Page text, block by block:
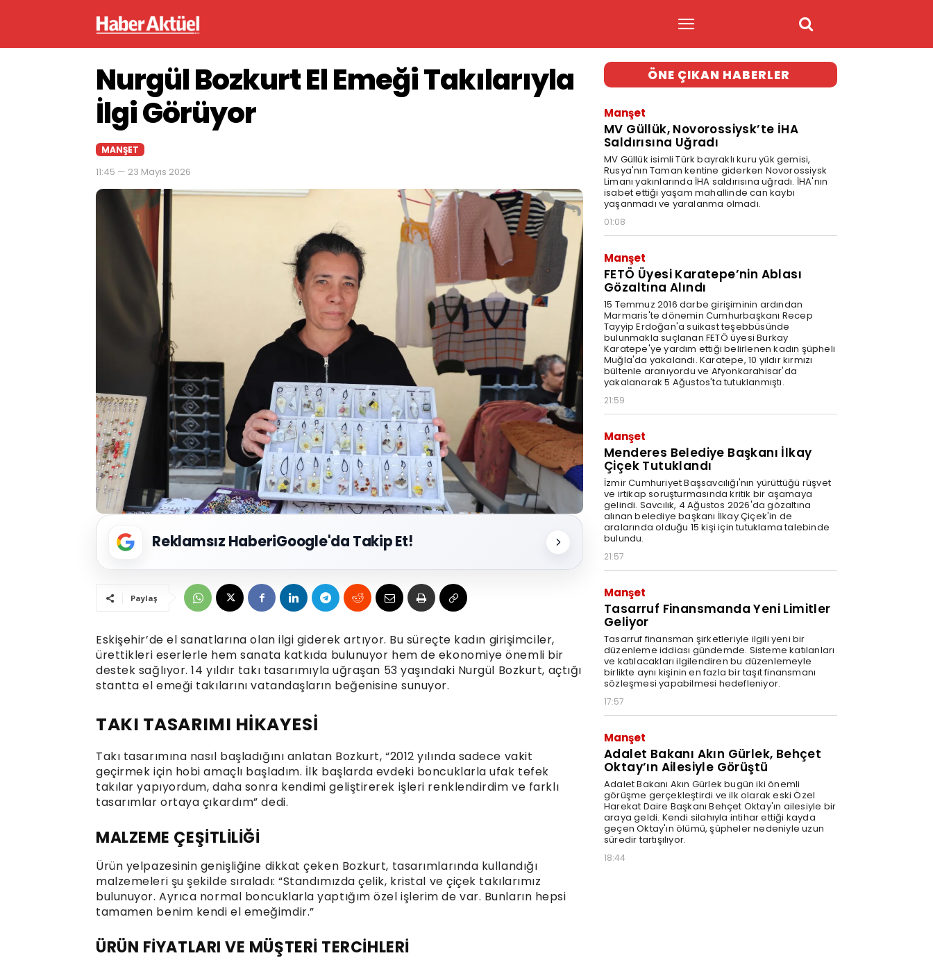
Nurgül Bozkurt El Emeği Takılarıyla
İlgi Görüyor
MANŞET
11:45 — 23 Mayıs 2026
Reklamsız HaberiGoogle'da Takip Et!
Paylaş
Eskişehir’de el sanatlarına olan ilgi giderek artıyor. Bu süreçte kadın girişimciler,
ürettikleri eserlerle hem sanata katkıda bulunuyor hem de ekonomiye önemli bir
destek sağlıyor. 14 yıldır takı tasarımıyla uğraşan 53 yaşındaki Nurgül Bozkurt, açtığı
stantta el emeği takılarını vatandaşların beğenisine sunuyor.
TAKI TASARIMI HİKAYESİ
Takı tasarımına nasıl başladığını anlatan Bozkurt, “2012 yılında sadece vakit
geçirmek için hobi amaçlı başladım. İlk başlarda evdeki boncuklarla ufak tefek
takılar yapıyordum, daha sonra kendimi geliştirerek işleri renklendirdim ve farklı
tasarımlar ortaya çıkardım” dedi.
MALZEME ÇEŞİTLİLİĞİ
Ürün yelpazesinin genişliğine dikkat çeken Bozkurt, tasarımlarında kullandığı
malzemeleri şu şekilde sıraladı: “Standımızda çelik, kristal ve çiçek takılarımız
bulunuyor. Ayrıca normal boncuklarla yaptığım özel işlerim de var. Bunların hepsi
tamamen benim kendi el emeğimdir.”
ÜRÜN FİYATLARI VE MÜŞTERİ TERCİHLERİ
ÖNE ÇIKAN HABERLER
Manşet
MV Güllük, Novorossiysk’te İHA
Saldırısına Uğradı
MV Güllük isimli Türk bayraklı kuru yük gemisi,
Rusya'nın Taman kentine giderken Novorossiysk
Limanı yakınlarında İHA saldırısına uğradı. İHA'nın
isabet ettiği yaşam mahallinde can kaybı
yaşanmadı ve yaralanma olmadı.
01:08
Manşet
FETÖ Üyesi Karatepe’nin Ablası
Gözaltına Alındı
15 Temmuz 2016 darbe girişiminin ardından
Marmaris'te dönemin Cumhurbaşkanı Recep
Tayyip Erdoğan'a suikast teşebbüsünde
bulunmakla suçlanan FETÖ üyesi Burkay
Karatepe'ye yardım ettiği belirlenen kadın şüpheli
Muğla'da yakalandı. Karatepe, 10 yıldır kırmızı
bültenle aranıyordu ve Afyonkarahisar'da
yakalanarak 5 Ağustos'ta tutuklanmıştı.
21:59
Manşet
Menderes Belediye Başkanı İlkay
Çiçek Tutuklandı
İzmir Cumhuriyet Başsavcılığı'nın yürüttüğü rüşvet
ve irtikap soruşturmasında kritik bir aşamaya
gelindi. Savcılık, 4 Ağustos 2026'da gözaltına
alınan belediye başkanı İlkay Çiçek'in de
aralarında olduğu 15 kişi için tutuklama talebinde
bulundu.
21:57
Manşet
Tasarruf Finansmanda Yeni Limitler
Geliyor
Tasarruf finansman şirketleriyle ilgili yeni bir
düzenleme iddiası gündemde. Sisteme katılanları
ve katılacakları ilgilendiren bu düzenlemeyle
birlikte aynı kişinin en fazla bir taşıt finansmanı
sözleşmesi yapabilmesi hedefleniyor.
17:57
Manşet
Adalet Bakanı Akın Gürlek, Behçet
Oktay’ın Ailesiyle Görüştü
Adalet Bakanı Akın Gürlek bugün iki önemli
görüşme gerçekleştirdi ve ilk olarak eski Özel
Harekat Daire Başkanı Behçet Oktay'ın ailesiyle bir
araya geldi. Kendi silahıyla intihar ettiği kayda
geçen Oktay'ın ölümü, şüpheler nedeniyle uzun
süredir tartışılıyor.
18:44